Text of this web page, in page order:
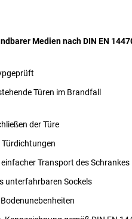
Medien nach DIN EN
Türen im Brandfall
der Türe
Transport des Schrankes
unterfahrbaren Sockels